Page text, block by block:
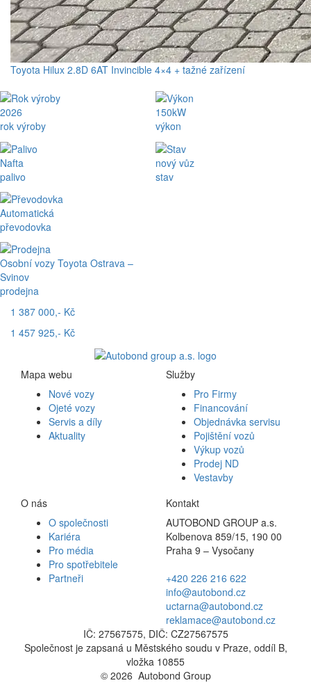
Toyota Hilux 2.8D 6AT Invincible 4×4 + tažné zařízení
2026
rok výroby
Nafta
palivo
Automatická
převodovka
Osobní vozy Toyota Ostrava –
Svinov
prodejna
150kW
výkon
nový vůz
stav
1 387 000,- Kč
1 457 925,- Kč
Mapa webu
Nové vozy
Ojeté vozy
Servis a díly
Aktuality
Služby
Pro Firmy
Financování
Objednávka servisu
Pojištění vozů
Výkup vozů
Prodej ND
Vestavby
O nás
O společnosti
Kariéra
Pro média
Pro spotřebitele
Partneři
Kontakt
AUTOBOND GROUP a.s.
Kolbenova 859/15, 190 00
Praha 9 – Vysočany
+420 226 216 622
info@autobond.cz
uctarna@autobond.cz
reklamace@autobond.cz
IČ: 27567575, DIČ: CZ27567575
Společnost je zapsaná u Městského soudu v Praze, oddíl B,
vložka 10855
© 2026 Autobond Group